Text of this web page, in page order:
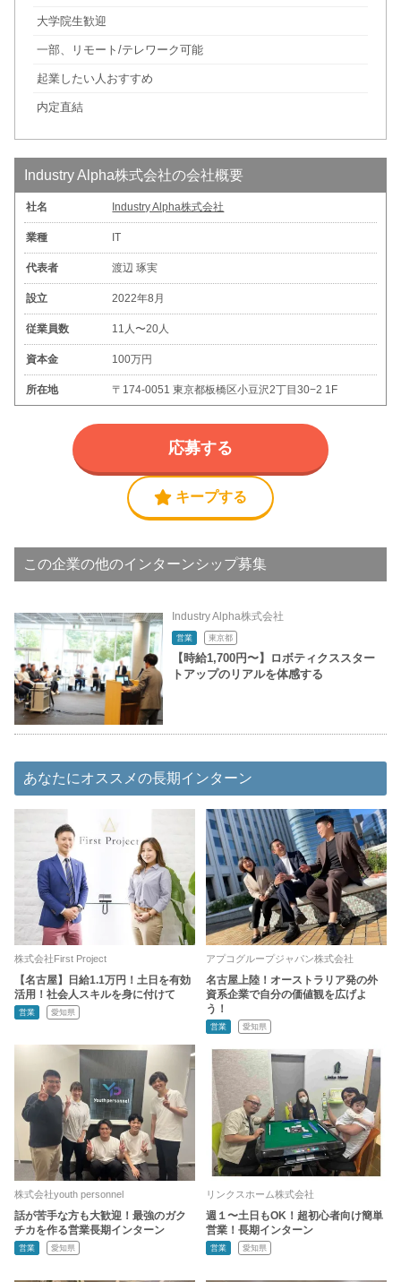
大学院生歓迎
一部、リモート/テレワーク可能
起業したい人おすすめ
内定直結
Industry Alpha株式会社の会社概要
社名 Industry Alpha株式会社
業種 IT
代表者 渡辺 琢実
設立 2022年8月
従業員数 11人〜20人
資本金 100万円
所在地 〒174-0051 東京都板橋区小豆沢2丁目30−2 1F
キープする
応募する
この企業の他のインターンシップ募集
Industry Alpha株式会社
営業 東京都
【時給1,700円〜】ロボティクススター
トアップのリアルを体感する
あなたにオススメの長期インターン
株式会社First Project
【名古屋】日給1.1万円！土日を有効
活用！社会人スキルを身に付けて
営業 愛知県
アプコグループジャパン株式会社
名古屋上陸！オーストラリア発の外
資系企業で自分の価値観を広げよ
う！
営業 愛知県
株式会社youth personnel
話が苦手な方も大歓迎！最強のガク
チカを作る営業長期インターン
営業 愛知県
リンクスホーム株式会社
週１〜土日もOK！超初心者向け簡単
営業！長期インターン
営業 愛知県